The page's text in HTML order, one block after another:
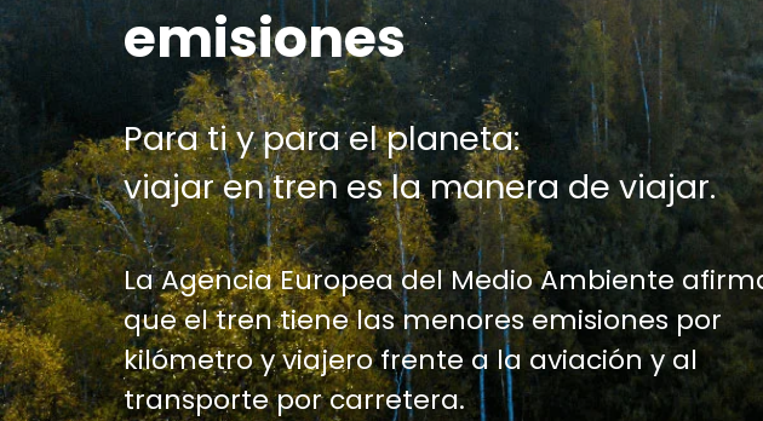
emisiones
Para ti y para el planeta:
viajar en tren es la manera de viajar.
La Agencia Europea del Medio Ambiente
que el tren tiene las menores emisiones por
kilómetro y viajero frente a la aviación y al
transporte por carretera.